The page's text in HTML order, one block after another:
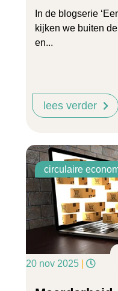
In de blogserie
kijken we buiten
en...
lees verder
circulaire
20 nov 2025